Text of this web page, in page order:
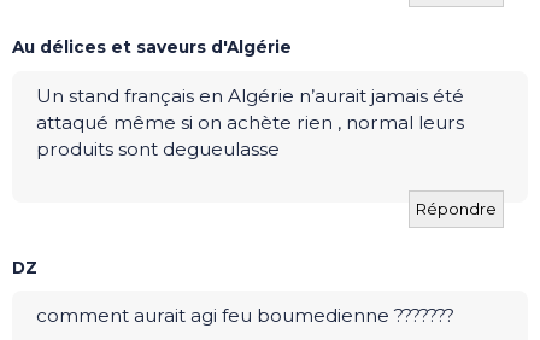
Au délices et saveurs d'Algérie
Un stand français en Algérie n’aurait jamais été
attaqué même si on achète rien , normal leurs
produits sont degueulasse
Répondre
DZ
comment aurait agi feu boumedienne ???????